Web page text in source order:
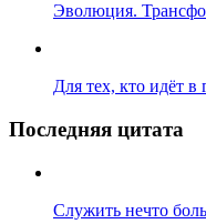
Эволюция.
Для тех, кто идёт в
Последняя цитата
Служить нечто